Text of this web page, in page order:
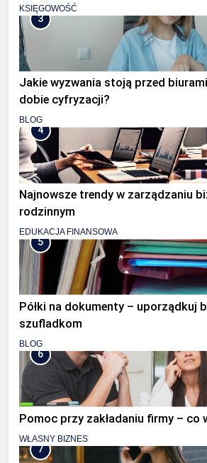
KSIĘGOWOŚĆ
3
Jakie wyzwania stoją przed
dobie cyfryzacji?
BLOG
4
Najnowsze trendy w zarządzaniu
rodzinnym
EDUKACJA FINANSOWA
5
Półki na dokumenty – uporządkuj
szufladkom
BLOG
6
Pomoc przy zakładaniu firmy – co
WŁASNY BIZNES
7